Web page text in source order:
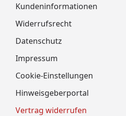
Kundeninformationen
Widerrufsrecht
Datenschutz
Impressum
Cookie-Einstellungen
Hinweisgeberportal
Vertrag widerrufen